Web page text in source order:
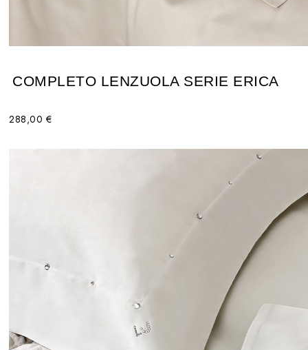
COMPLETO LENZUOLA SERIE ERICA
288,00 €